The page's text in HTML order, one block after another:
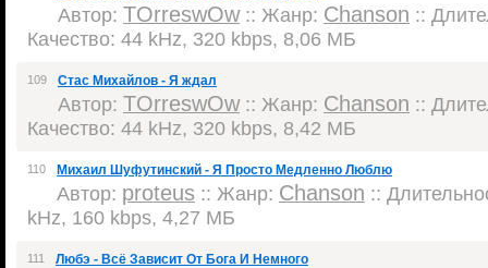
Автор: TOrreswOw:: Жанр: Chanson ::
Качество: 44 kHz, 320 kbps, 8,06 МБ
109 Стас Михайлов - Я ждал
Автор: TOrreswOw:: Жанр: Chanson ::
Качество: 44 kHz, 320 kbps, 8,42 МБ
110 Михаил Шуфутинский - Я Просто Медленно Люблю
Автор: proteus :: Жанр: Chanson ::
kHz, 160 kbps, 4,27 МБ
111 Любэ - Всё Зависит От Бога И Немного